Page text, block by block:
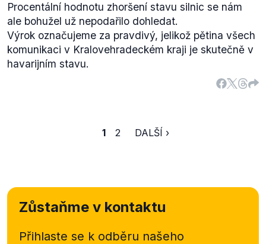
Procentální hodnotu zhoršení stavu silnic se nám
ale bohužel už nepodařilo dohledat.
Výrok označujeme za pravdivý, jelikož pětina všech
komunikaci v Kralovehradeckém kraji je skutečně v
havarijním stavu.
1 2 DALŠÍ ›
Zůstaňme v kontaktu
Přihlaste se k odběru našeho